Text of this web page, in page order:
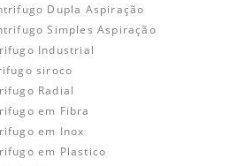
Dupla Aspiração
Simples Aspiração
Industrial
siroco
Radial
em Fibra
em Inox
em Plastico